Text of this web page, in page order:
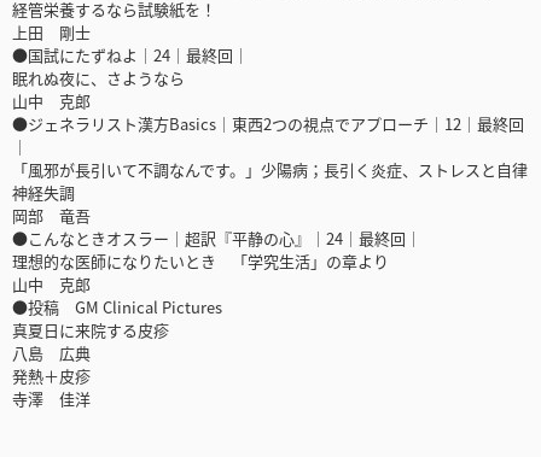
経管栄養するなら試験紙を！
上田 剛士
●国試にたずねよ｜24｜最終回｜
眠れぬ夜に、さようなら
山中 克郎
●ジェネラリスト漢方Basics｜東西2つの視点でアプローチ｜12｜最終回
｜
「風邪が長引いて不調なんです。」少陽病；長引く炎症、ストレスと自律
神経失調
岡部 竜吾
●こんなときオスラー｜超訳『平静の心』｜24｜最終回｜
理想的な医師になりたいとき 「学究生活」の章より
山中 克郎
●投稿 GM Clinical Pictures
真夏日に来院する皮疹
八島 広典
発熱＋皮疹
寺澤 佳洋